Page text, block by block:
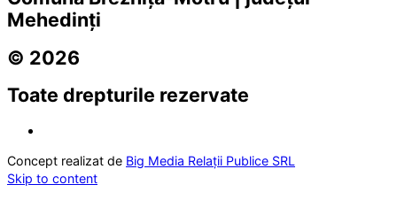
Mehedinți
© 2026
Toate drepturile rezervate
Concept realizat de Big Media Relații Publice SRL
Skip to content